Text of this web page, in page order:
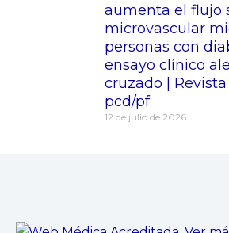
aumenta el flujo
microvascular
personas con
ensayo clínico
cruzado | Revista
pcd/pf
12 de julio de 2026